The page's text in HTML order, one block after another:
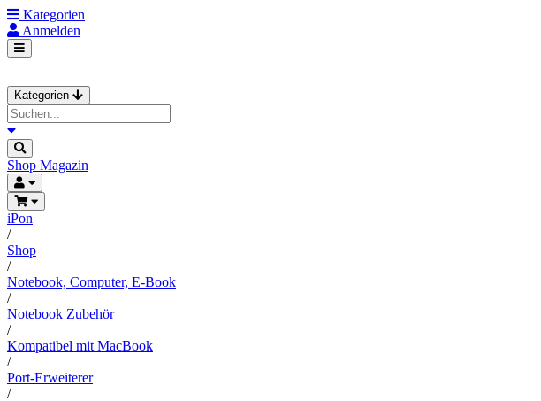
Kategorien
Anmelden
Kategorien
Shop Magazin
iPon
/
Shop
/
Notebook, Computer, E-Book
/
Notebook Zubehör
/
Kompatibel mit MacBook
/
Port-Erweiterer
/